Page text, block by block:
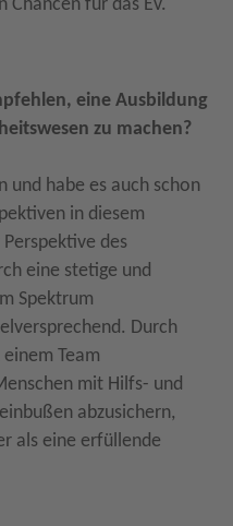
Chancen für das Ev.
eine Ausbildung
zu machen?
und habe es auch schon
in diesem
des
eine stetige und
Spektrum
Durch
Team
mit Hilfs- und
abzusichern,
als eine erfüllende